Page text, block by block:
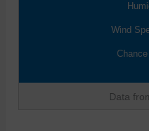
Wind
Data